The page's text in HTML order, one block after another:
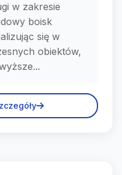
w zakresie
boisk
się w
obiektów,